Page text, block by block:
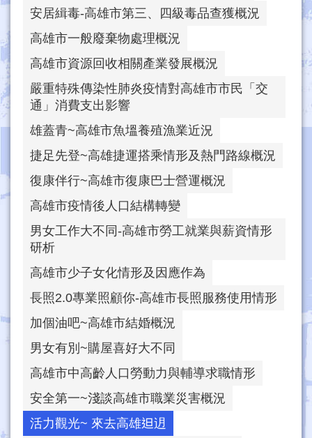
安居緝毒-高雄市第三、四級毒品查獲概況
高雄市一般廢棄物處理概況
高雄市資源回收相關產業發展概況
嚴重特殊傳染性肺炎疫情對高雄市市民「交
通」消費支出影響
雄蓋青~高雄市魚塭養殖漁業近況
捷足先登~高雄捷運搭乘情形及熱門路線概況
復康伴行~高雄市復康巴士營運概況
高雄市疫情後人口結構轉變
男女工作大不同-高雄市勞工就業與薪資情形
研析
高雄市少子女化情形及因應作為
長照2.0專業照顧你-高雄市長照服務使用情形
加個油吧~高雄市結婚概況
男女有別~購屋喜好大不同
高雄市中高齡人口勞動力與輔導求職情形
安全第一~淺談高雄市職業災害概況
活力觀光~ 來去高雄𨑨迌